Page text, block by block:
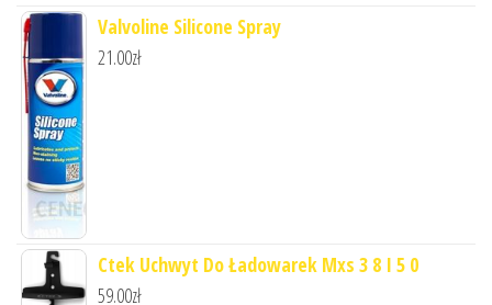
Valvoline Silicone Spray
21.00zł
Ctek Uchwyt Do Ładowarek Mxs 3 8 I 5 0
59.00zł